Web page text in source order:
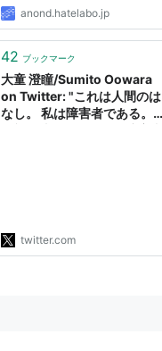
anond.hatelabo.jp
42 ブックマーク
大童 澄瞳/Sumito Oowara
on Twitter: "これは人間のは
なし。 私は障害者である。
確定診断を受け障害者手帳を
取得。…"
twitter.com